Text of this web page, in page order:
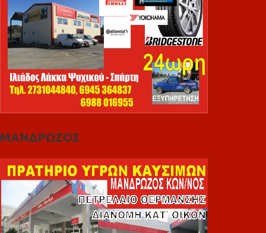
ΜΑΝΔΡΩΖΟΣ